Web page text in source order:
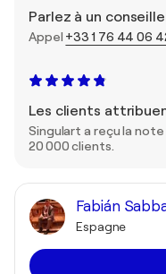
Parlez à un
Appel +33 1 76 44 06
Les clients
Singulart a reçu la
20 000 clients.
Fabián
Espagne